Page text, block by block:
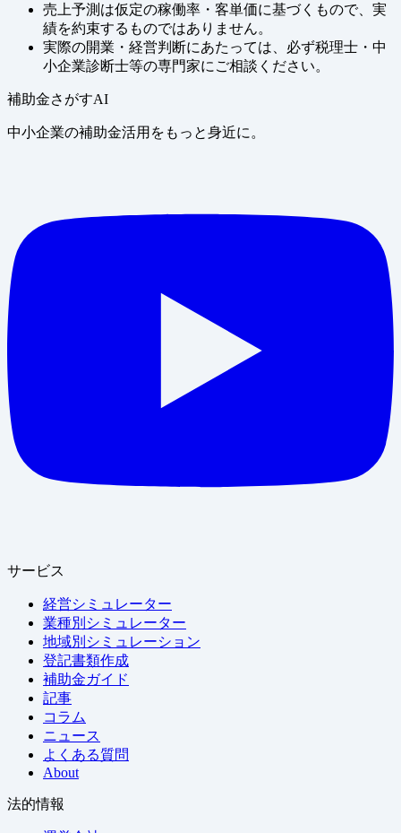
売上予測は仮定の稼働率・客単価に基づくもので、実
績を約束するものではありません。
実際の開業・経営判断にあたっては、必ず税理士・中
小企業診断士等の専門家にご相談ください。
補助金さがすAI
中小企業の補助金活用をもっと身近に。
サービス
経営シミュレーター
業種別シミュレーター
地域別シミュレーション
登記書類作成
補助金ガイド
記事
コラム
ニュース
よくある質問
About
法的情報